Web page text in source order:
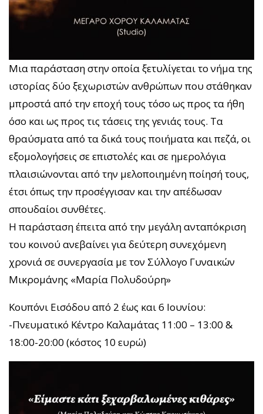
Μια παράσταση στην οποία ξετυλίγεται το νήμα της
ιστορίας δύο ξεχωριστών ανθρώπων που στάθηκαν
μπροστά από την εποχή τους τόσο ως προς τα ήθη
όσο και ως προς τις τάσεις της γενιάς τους. Τα
θραύσματα από τα δικά τους ποιήματα και πεζά, οι
εξομολογήσεις σε επιστολές και σε ημερολόγια
πλαισιώνονται από την μελοποιημένη ποίησή τους,
έτσι όπως την προσέγγισαν και την απέδωσαν
σπουδαίοι συνθέτες.
Η παράσταση έπειτα από την μεγάλη ανταπόκριση
του κοινού ανεβαίνει για δεύτερη συνεχόμενη
χρονιά σε συνεργασία με τον Σύλλογο Γυναικών
Μικρομάνης «Μαρία Πολυδούρη»
Κουπόνι Εισόδου από 2 έως και 6 Ιουνίου:
-Πνευματικό Κέντρο Καλαμάτας 11:00 – 13:00 &
18:00-20:00 (κόστος 10 ευρώ)